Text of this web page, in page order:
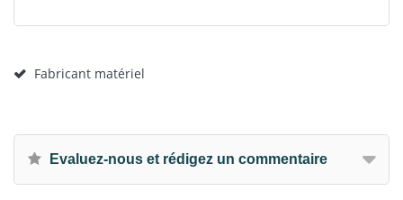
Fabricant matériel
Evaluez-nous et rédigez un commentaire